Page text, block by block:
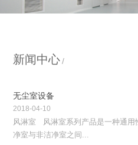
新闻中心
无尘室设备
2018-04-10
风淋室 风淋室系列产品是一种通用
净室与非洁净室之间...